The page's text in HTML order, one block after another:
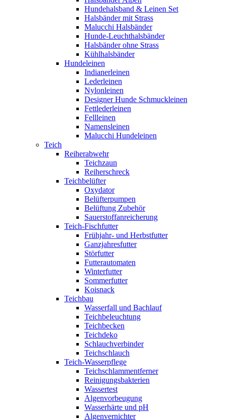
Hundehalsband & Leinen Set
Halsbänder mit Strass
Malucchi Halsbänder
Hunde-Leuchthalsbänder
Halsbänder ohne Strass
Kühlhalsbänder
Hundeleinen
Indianerleinen
Lederleinen
Nylonleinen
Designer Hunde Schmuckleinen
Fettlederleinen
Fellleinen
Namensleinen
Malucchi Hundeleinen
Teich
Reiherabwehr
Teichzaun
Reiherschreck
Teichbelüfter
Oxydator
Belüfterpumpen
Belüftung Zubehör
Sauerstoffanreicherung
Teich-Fischfutter
Frühjahr- und Herbstfutter
Ganzjahresfutter
Störfutter
Futterautomaten
Winterfutter
Sommerfutter
Koisnack
Teichbau
Wasserfall und Bachlauf
Teichbeleuchtung
Teichbecken
Teichdeko
Schlauchverbinder
Teichschlauch
Teich-Wasserpflege
Teichschlammentferner
Reinigungsbakterien
Wassertest
Algenvorbeugung
Wasserhärte und pH
Algenvernichter